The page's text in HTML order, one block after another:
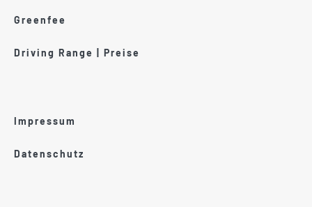
Greenfee
Driving Range | Preise
Impressum
Datenschutz